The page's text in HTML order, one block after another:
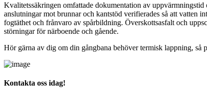
Kvalitetssäkringen omfattade dokumentation av
anslutningar mot brunnar och kantstöd verifierades så att vatten
fogtäthet och frånvaro av spårbildning. Överskottsasfalt och
störningar för närboende och gående.
Hör gärna av dig om din gångbana behöver termisk lappning, så
Kontakta oss idag!